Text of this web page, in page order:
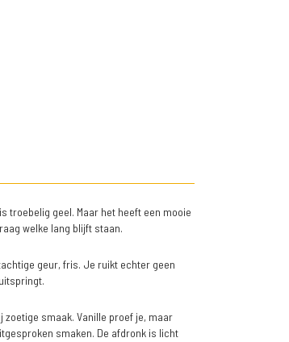
troebelig geel. Maar het heeft een mooie
welke lang blijft staan.
geur, fris. Je ruikt echter geen
zoetige smaak. Vanille proef je, maar
smaken. De afdronk is licht